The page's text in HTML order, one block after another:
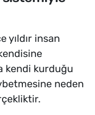
yıldır insan
kendi kurduğu
neden